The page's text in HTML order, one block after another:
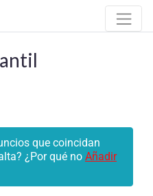
que coincidan
¿Por qué no Añadir